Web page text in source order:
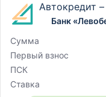
Автокредит
Банк
Сумма
Первый взнос
ПСК
Ставка